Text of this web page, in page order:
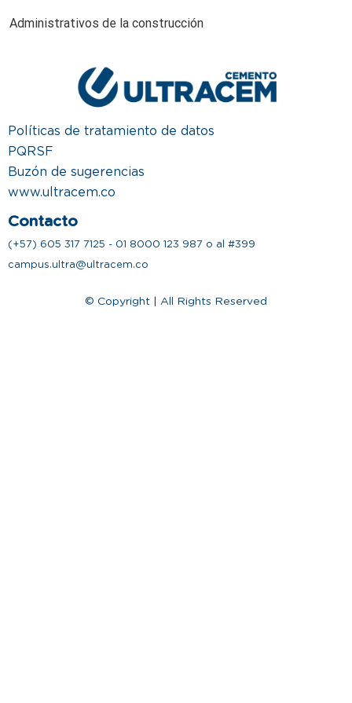
Administrativos de la construcción
Políticas de tratamiento de datos
PQRSF
Buzón de sugerencias
www.ultracem.co
Contacto
(+57) 605 317 7125 - 01 8000 123 987 o al #399
campus.ultra@ultracem.co
© Copyright | All Rights Reserved